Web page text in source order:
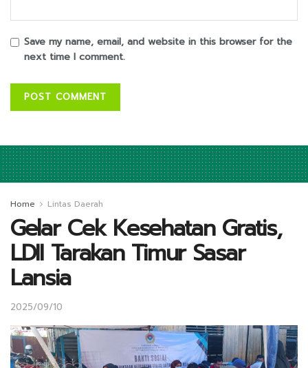
Save my name, email, and website in this browser for the
next time I comment.
Home Lintas Daerah
Gelar Cek Kesehatan Gratis,
LDII Tarakan Timur Sasar
Lansia
2025/09/10